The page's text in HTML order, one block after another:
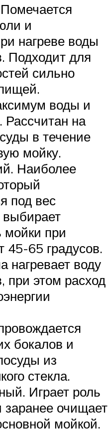
и
нагреве воды
Подходит для
сильно
воды и
Рассчитан на
в течение
мойку.
Наиболее
под вес
выбирает
мойки при
45-65 градусов.
нагревает воду
при этом расход
бокалов и
из
стекла.
Играет роль
очищает
мойкой.